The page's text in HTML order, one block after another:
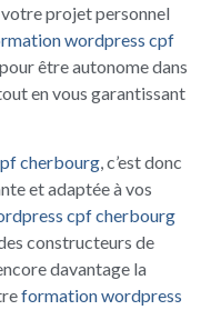
projet personnel
wordpress cpf
être autonome dans
en vous garantissant
cherbourg, c’est donc
et adaptée à vos
cpf cherbourg
constructeurs de
davantage la
formation wordpress